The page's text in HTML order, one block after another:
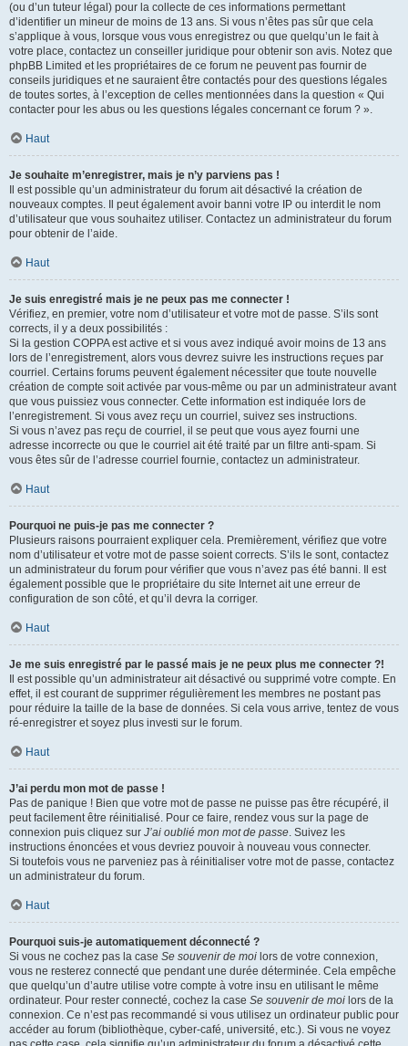
(ou d’un tuteur légal) pour la collecte de ces informations permettant
d’identifier un mineur de moins de 13 ans. Si vous n’êtes pas sûr que cela
s’applique à vous, lorsque vous vous enregistrez ou que quelqu’un le fait à
votre place, contactez un conseiller juridique pour obtenir son avis. Notez que
phpBB Limited et les propriétaires de ce forum ne peuvent pas fournir de
conseils juridiques et ne sauraient être contactés pour des questions légales
de toutes sortes, à l’exception de celles mentionnées dans la question « Qui
contacter pour les abus ou les questions légales concernant ce forum ? ».
Haut
Je souhaite m’enregistrer, mais je n’y parviens pas !
Il est possible qu’un administrateur du forum ait désactivé la création de
nouveaux comptes. Il peut également avoir banni votre IP ou interdit le nom
d’utilisateur que vous souhaitez utiliser. Contactez un administrateur du forum
pour obtenir de l’aide.
Haut
Je suis enregistré mais je ne peux pas me connecter !
Vérifiez, en premier, votre nom d’utilisateur et votre mot de passe. S’ils sont
corrects, il y a deux possibilités :
Si la gestion COPPA est active et si vous avez indiqué avoir moins de 13 ans
lors de l’enregistrement, alors vous devrez suivre les instructions reçues par
courriel. Certains forums peuvent également nécessiter que toute nouvelle
création de compte soit activée par vous-même ou par un administrateur avant
que vous puissiez vous connecter. Cette information est indiquée lors de
l’enregistrement. Si vous avez reçu un courriel, suivez ses instructions.
Si vous n’avez pas reçu de courriel, il se peut que vous ayez fourni une
adresse incorrecte ou que le courriel ait été traité par un filtre anti-spam. Si
vous êtes sûr de l’adresse courriel fournie, contactez un administrateur.
Haut
Pourquoi ne puis-je pas me connecter ?
Plusieurs raisons pourraient expliquer cela. Premièrement, vérifiez que votre
nom d’utilisateur et votre mot de passe soient corrects. S’ils le sont, contactez
un administrateur du forum pour vérifier que vous n’avez pas été banni. Il est
également possible que le propriétaire du site Internet ait une erreur de
configuration de son côté, et qu’il devra la corriger.
Haut
Je me suis enregistré par le passé mais je ne peux plus me connecter ?!
Il est possible qu’un administrateur ait désactivé ou supprimé votre compte. En
effet, il est courant de supprimer régulièrement les membres ne postant pas
pour réduire la taille de la base de données. Si cela vous arrive, tentez de vous
ré-enregistrer et soyez plus investi sur le forum.
Haut
J’ai perdu mon mot de passe !
Pas de panique ! Bien que votre mot de passe ne puisse pas être récupéré, il
peut facilement être réinitialisé. Pour ce faire, rendez vous sur la page de
connexion puis cliquez sur J’ai oublié mon mot de passe. Suivez les
instructions énoncées et vous devriez pouvoir à nouveau vous connecter.
Si toutefois vous ne parveniez pas à réinitialiser votre mot de passe, contactez
un administrateur du forum.
Haut
Pourquoi suis-je automatiquement déconnecté ?
Si vous ne cochez pas la case Se souvenir de moi lors de votre connexion,
vous ne resterez connecté que pendant une durée déterminée. Cela empêche
que quelqu’un d’autre utilise votre compte à votre insu en utilisant le même
ordinateur. Pour rester connecté, cochez la case Se souvenir de moi lors de la
connexion. Ce n’est pas recommandé si vous utilisez un ordinateur public pour
accéder au forum (bibliothèque, cyber-café, université, etc.). Si vous ne voyez